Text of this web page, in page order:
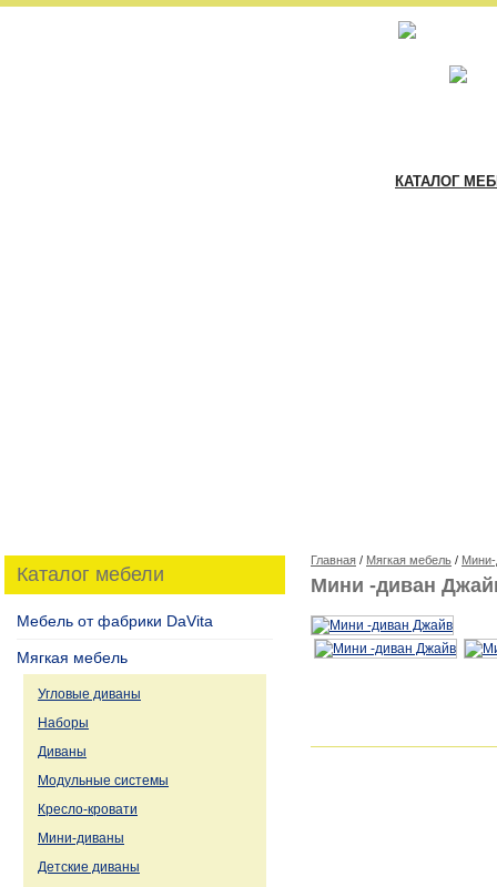
КАТАЛОГ
Каталог мебели
Мебель от фабрики DaVita
Мягкая мебель
Угловые диваны
Наборы
Диваны
Модульные системы
Кресло-кровати
Мини-диваны
Детские диваны
Главная / Мягкая мебель /
Мини -диван